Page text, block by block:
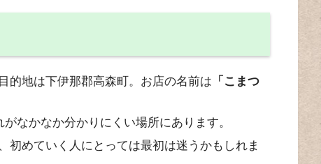
的地は下伊那郡高森町。お店の名前は 「こまつ
なかなか分かりにくい場所にあります。
初めていく人にとっては最初は迷うかもしれま